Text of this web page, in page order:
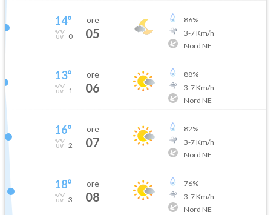
14°
0
ore
05
86%
3-7Km/h
Nord NE
13°
1
ore
06
88%
3-7Km/h
Nord NE
16°
2
ore
07
82%
3-7Km/h
Nord NE
18°
3
ore
08
76%
3-7Km/h
Nord NE